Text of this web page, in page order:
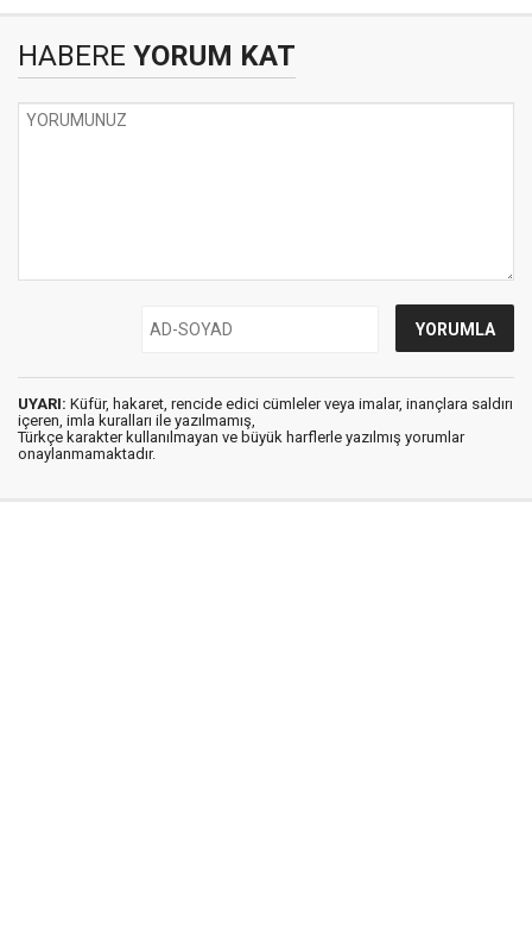
HABERE YORUM KAT
UYARI: Küfür, hakaret, rencide edici cümleler veya imalar, inançlara saldırı
içeren, imla kuralları ile yazılmamış,
Türkçe karakter kullanılmayan ve büyük harflerle yazılmış yorumlar
onaylanmamaktadır.